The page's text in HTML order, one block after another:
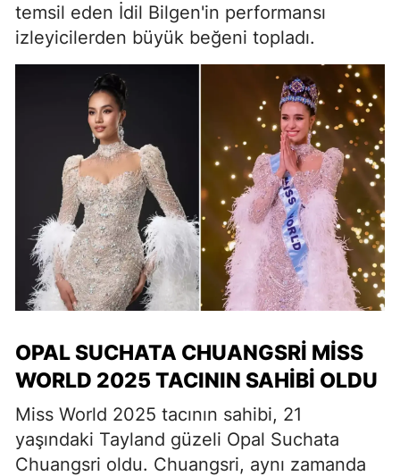
temsil eden İdil Bilgen'in performansı
izleyicilerden büyük beğeni topladı.
OPAL SUCHATA CHUANGSRI MISS
WORLD 2025 TACININ SAHIBI OLDU
Miss World 2025 tacının sahibi, 21
yaşındaki Tayland güzeli Opal Suchata
Chuangsri oldu. Chuangsri, aynı zamanda